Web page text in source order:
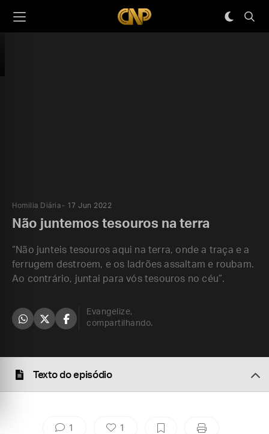
Homilia Diária 17 Jun 2022
Não juntemos tesouros na terra
“Não junteis tesouros aqui na terra, onde a traça e a
ferrugem destroem, e os ladrões assaltam e roubam.
Ao contrário, juntai para vós tesouros no céu”.
Evangelize,
compartilhando.
Texto do episódio
1 1